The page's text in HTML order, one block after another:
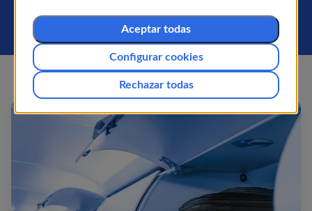
Aceptar todas
Rechazar todas
Configurar cookies